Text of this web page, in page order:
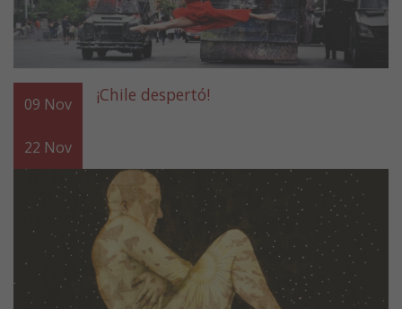
09 Nov
22 Nov
¡Chile despertó!